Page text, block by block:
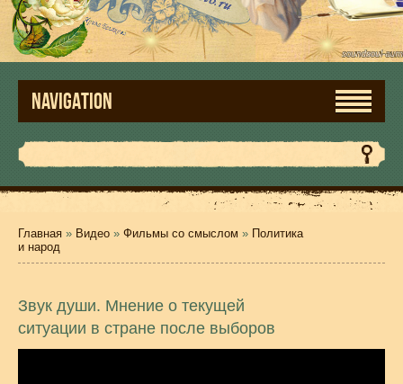
NAVIGATION
Главная » Видео » Фильмы со смыслом » Политика
и народ
Звук души. Мнение о текущей
ситуации в стране после выборов